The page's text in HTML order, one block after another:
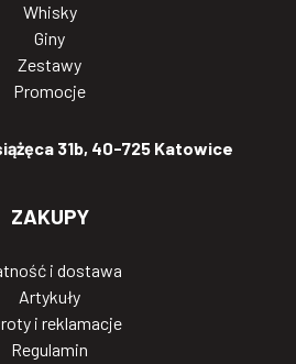
Whisky
Giny
Zestawy
Promocje
31b, 40-725 Katowice
ZAKUPY
i dostawa
Artykuły
i reklamacje
Regulamin